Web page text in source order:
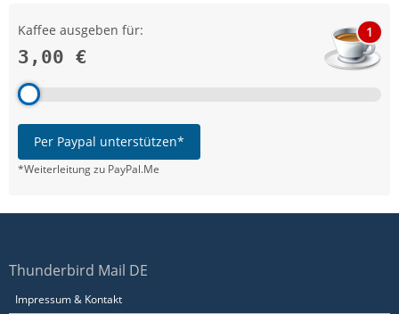
Kaffee ausgeben für:
3,00 €
1
Per Paypal unterstützen*
*Weiterleitung zu PayPal.Me
Thunderbird Mail DE
Impressum & Kontakt